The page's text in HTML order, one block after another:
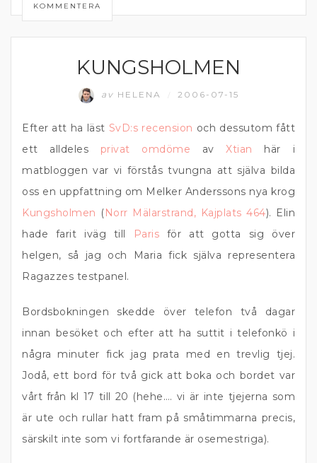
KOMMENTERA
KUNGSHOLMEN
av HELENA 2006-07-15
Efter att ha läst SvD:s recension och dessutom fått
ett alldeles privat omdöme avXtian
här i
matbloggen var vi förstås tvungna att själva bilda
oss en uppfattning om Melker Anderssons nya krog
Kungsholmen (Norr Mälarstrand, Kajplats 464). Elin
hade farit iväg till
Paris för att gotta sig över
helgen, så jag och Maria fick själva representera
Ragazzes testpanel.
Bordsbokningen skedde över telefon två dagar
innan besöket och efter att ha suttit i telefonkö i
några minuter fick jag prata med en trevlig tjej.
Jodå, ett bord för två gick att boka och bordet var
vårt från kl 17 till 20 (hehe…. vi är inte tjejerna som
är ute och rullar hatt fram på småtimmarna precis,
särskilt inte som vi fortfarande är osemestriga).